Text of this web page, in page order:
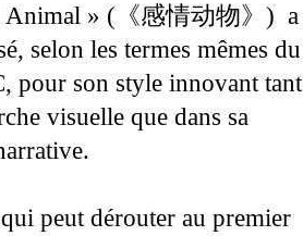
Animal » ( 《感情动物》 ) a
selon les termes mêmes du
pour son style innovant tant
visuelle que dans sa
peut dérouter au premier